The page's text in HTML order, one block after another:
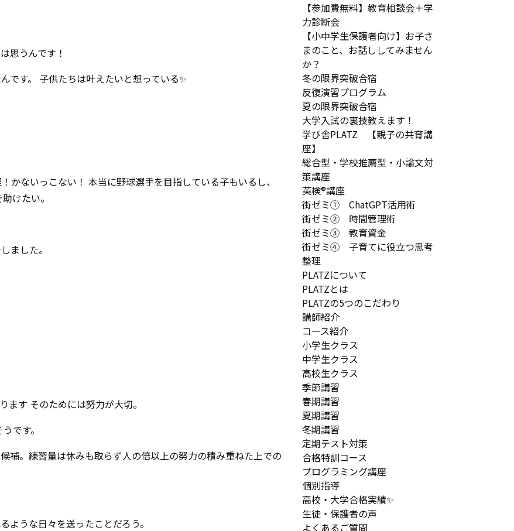
思うんです！
です。 子供たちは叶えたいと想っている✨
かないっこない！ 本当に野球選手を目指している子もいるし、
けたい。
ました。
す そのためには努力が大切。
です。
補。練習量は休みも取らず人の倍以上の努力の積み重ねた上での
ような日々を送ったことだろう。
【参加費無料】教育相談会＋学
力診断会
【小中学生保護者向け】お子さ
まのこと、お話ししてみません
か？
冬の限界突破合宿
反復演習プログラム
夏の限界突破合宿
大学入試の裏技教えます！
学び舎PLATZ 【親子の共育講
座】
総合型・学校推薦型・小論文対
策講座
英検®講座
街ゼミ① ChatGPT活用術
街ゼミ② 時間管理術
街ゼミ③ 教育資金
街ゼミ④ 子育てに役立つ思考
整理
PLATZについて
PLATZとは
PLATZの5つのこだわり
講師紹介
コース紹介
小学生クラス
中学生クラス
高校生クラス
季節講習
春期講習
夏期講習
冬期講習
定期テスト対策
合格特訓コース
プログラミング講座
個別指導
高校・大学合格実績✨
生徒・保護者の声
よくあるご質問